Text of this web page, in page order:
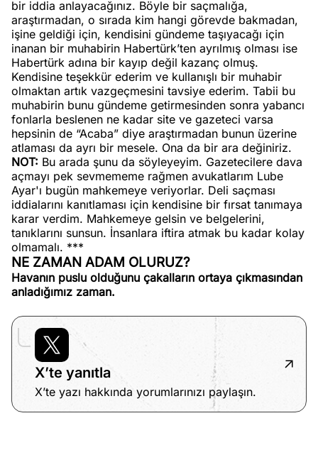
bir iddia anlayacağınız. Böyle bir saçmalığa,
araştırmadan, o sırada kim hangi görevde bakmadan,
işine geldiği için, kendisini gündeme taşıyacağı için
inanan bir muhabirin Habertürk’ten ayrılmış olması ise
Habertürk adına bir kayıp değil kazanç olmuş.
Kendisine teşekkür ederim ve kullanışlı bir muhabir
olmaktan artık vazgeçmesini tavsiye ederim. Tabii bu
muhabirin bunu gündeme getirmesinden sonra yabancı
fonlarla beslenen ne kadar site ve gazeteci varsa
hepsinin de “Acaba” diye araştırmadan bunun üzerine
atlaması da ayrı bir mesele. Ona da bir ara değiniriz.
NOT: Bu arada şunu da söyleyeyim. Gazetecilere dava
açmayı pek sevmememe rağmen avukatlarım Lube
Ayar'ı bugün mahkemeye veriyorlar. Deli saçması
iddialarını kanıtlaması için kendisine bir fırsat tanımaya
karar verdim. Mahkemeye gelsin ve belgelerini,
tanıklarını sunsun. İnsanlara iftira atmak bu kadar kolay
olmamalı. ***
NE ZAMAN ADAM OLURUZ?
Havanın puslu olduğunu çakalların ortaya çıkmasından
anladığımız zaman.
X’te yanıtla
X’te yazı hakkında yorumlarınızı paylaşın.